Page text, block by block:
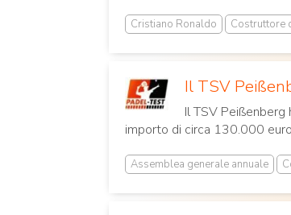
Cristiano Ronaldo Costruttore
Il TSV
Il TSV
importo di circa 130.000
Assemblea generale annuale